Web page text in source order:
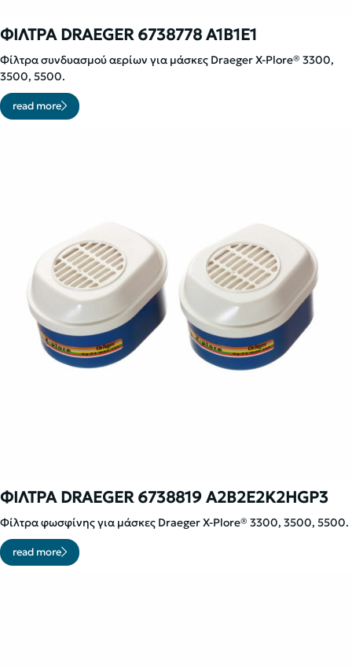
ΦΙΛΤΡΑ DRAEGER 6738778 A1B1E1
Φίλτρα συνδυασμού αερίων για μάσκες Draeger X-Plore® 3300,
3500, 5500.
read more
ΦΙΛΤΡΑ DRAEGER 6738819 A2B2E2K2HGP3
Φίλτρα φωσφίνης για μάσκες Draeger X-Plore® 3300, 3500, 5500.
read more